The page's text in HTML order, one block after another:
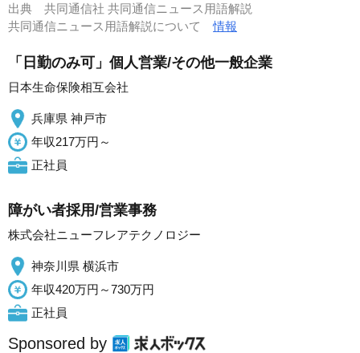
出典 共同通信社 共同通信ニュース用語解説
共同通信ニュース用語解説について情報
「日勤のみ可」個人営業/その他一般企業
日本生命保険相互会社
兵庫県 神戸市
年収217万円～
正社員
障がい者採用/営業事務
株式会社ニューフレアテクノロジー
神奈川県 横浜市
年収420万円～730万円
正社員
Sponsored by